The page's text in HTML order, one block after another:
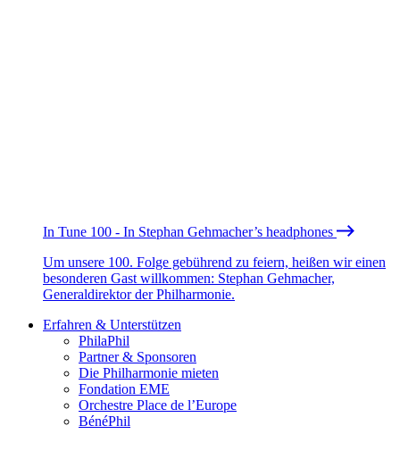
In Tune 100 - In Stephan Gehmacher’s headphones
Um unsere 100. Folge gebührend zu feiern, heißen wir einen
besonderen Gast willkommen: Stephan Gehmacher,
Generaldirektor der Philharmonie.
Erfahren & Unterstützen
PhilaPhil
Partner & Sponsoren
Die Philharmonie mieten
Fondation EME
Orchestre Place de l’Europe
BénéPhil